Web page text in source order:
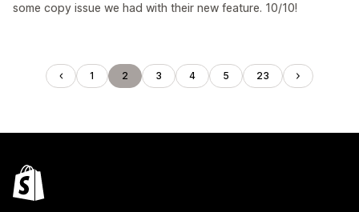
some copy issue we had with their new feature. 10/10!
1 2 3 4 5 23